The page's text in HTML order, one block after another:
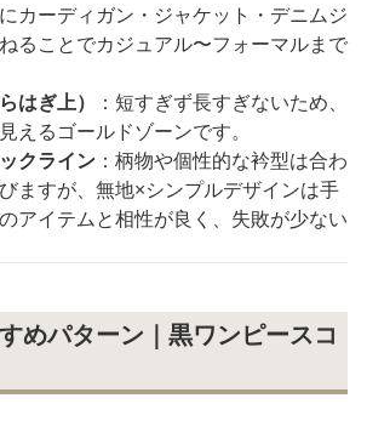
カーディガン・ジャケット・デニムジ
ることでカジュアル〜フォーマルまで
はぎ上）
：短すぎず長すぎないため、
えるゴールドゾーンです。
クライン ：柄物や個性的な衿型は合わ
ますが、無地×シンプルデザインは手
アイテムと相性が良く、失敗が少ない
めパターン｜黒ワンピースコ